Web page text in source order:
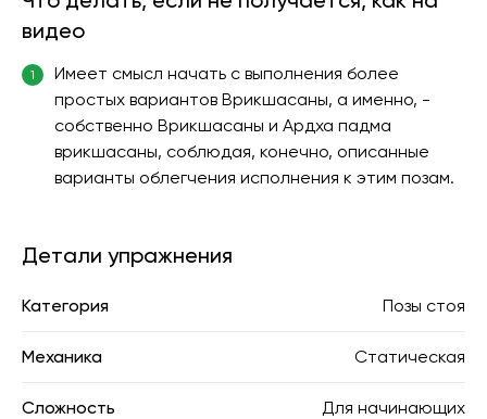
видео
1
Имеет смысл начать с выполнения более
простых вариантов Врикшасаны, а именно, -
собственно Врикшасаны и Ардха падма
врикшасаны, соблюдая, конечно, описанные
варианты облегчения исполнения к этим позам.
Детали упражнения
Категория Позы стоя
Механика Статическая
Сложность Для начинающих